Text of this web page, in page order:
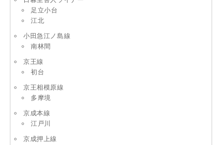
足立小台
江北
小田急江ノ島線
南林間
京王線
初台
京王相模原線
多摩境
京成本線
江戸川
京成押上線